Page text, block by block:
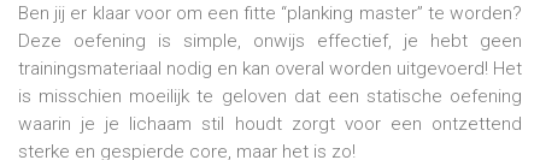
Ben jij er klaar voor om een fitte “planking master” te worden?
Deze oefening is simple, onwijs effectief, je hebt geen
trainingsmateriaal nodig en kan overal worden uitgevoerd! Het
is misschien moeilijk te geloven dat een statische oefening
waarin je je lichaam stil houdt zorgt voor een ontzettend
sterke en gespierde core, maar het is zo!